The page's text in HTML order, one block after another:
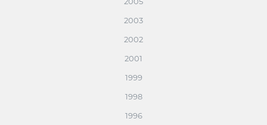
2003
2002
2001
1999
1998
1996